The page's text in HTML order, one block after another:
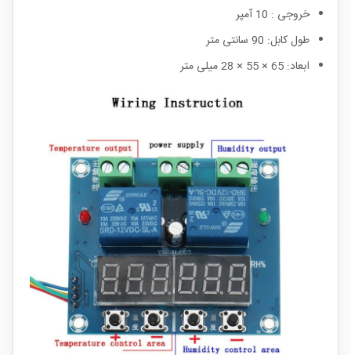
خروجی : 10 آمپر
طول کابل: 90 سانتی متر
ابعاد: 65 × 55 × 28 میلی متر